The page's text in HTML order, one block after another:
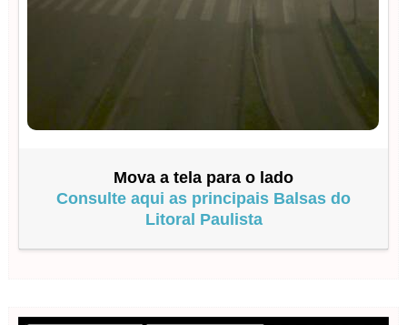
Mova a tela para o lado
Consulte aqui as principais Balsas do
Litoral Paulista